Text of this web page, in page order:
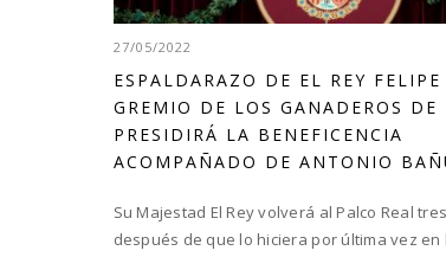
27/05/2022
ESPALDARAZO DE EL REY
GREMIO DE LOS GANADEROS DE
PRESIDIRÁ LA BENEFICENCIA
ACOMPAÑADO DE ANTONIO
Su Majestad El Rey volverá al Palco Real
después de que lo hiciera por última vez en